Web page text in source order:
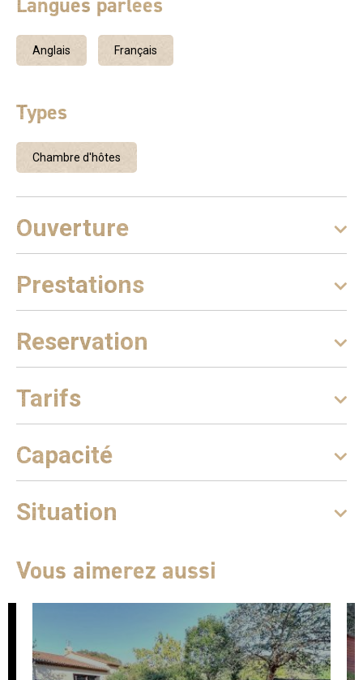
Anglais Français
Types
Chambre d'hôtes
Ouverture
Prestations
Reservation
Tarifs
Capacité
Situation
Vous aimerez aussi